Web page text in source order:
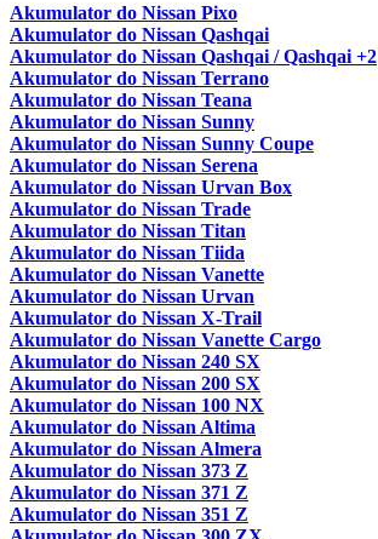
Akumulator do Nissan Pixo
Akumulator do Nissan Qashqai
Akumulator do Nissan Qashqai / Qashqai +2
Akumulator do Nissan Terrano
Akumulator do Nissan Teana
Akumulator do Nissan Sunny
Akumulator do Nissan Sunny Coupe
Akumulator do Nissan Serena
Akumulator do Nissan Urvan Box
Akumulator do Nissan Trade
Akumulator do Nissan Titan
Akumulator do Nissan Tiida
Akumulator do Nissan Vanette
Akumulator do Nissan Urvan
Akumulator do Nissan X-Trail
Akumulator do Nissan Vanette Cargo
Akumulator do Nissan 240 SX
Akumulator do Nissan 200 SX
Akumulator do Nissan 100 NX
Akumulator do Nissan Altima
Akumulator do Nissan Almera
Akumulator do Nissan 373 Z
Akumulator do Nissan 371 Z
Akumulator do Nissan 351 Z